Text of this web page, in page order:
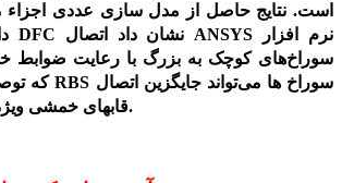
است. نتایج حاصل از مدل سازی عددی
نرم افزار ANSYS نشان داد اتصال DFC
سوراخ‌های کوچک به بزرگ با رعایت ضوابط
سوراخ ­ها می‌تواند جایگزین اتصال RBS که
قاب­های خمشی ویژه است‌، بشود‌.